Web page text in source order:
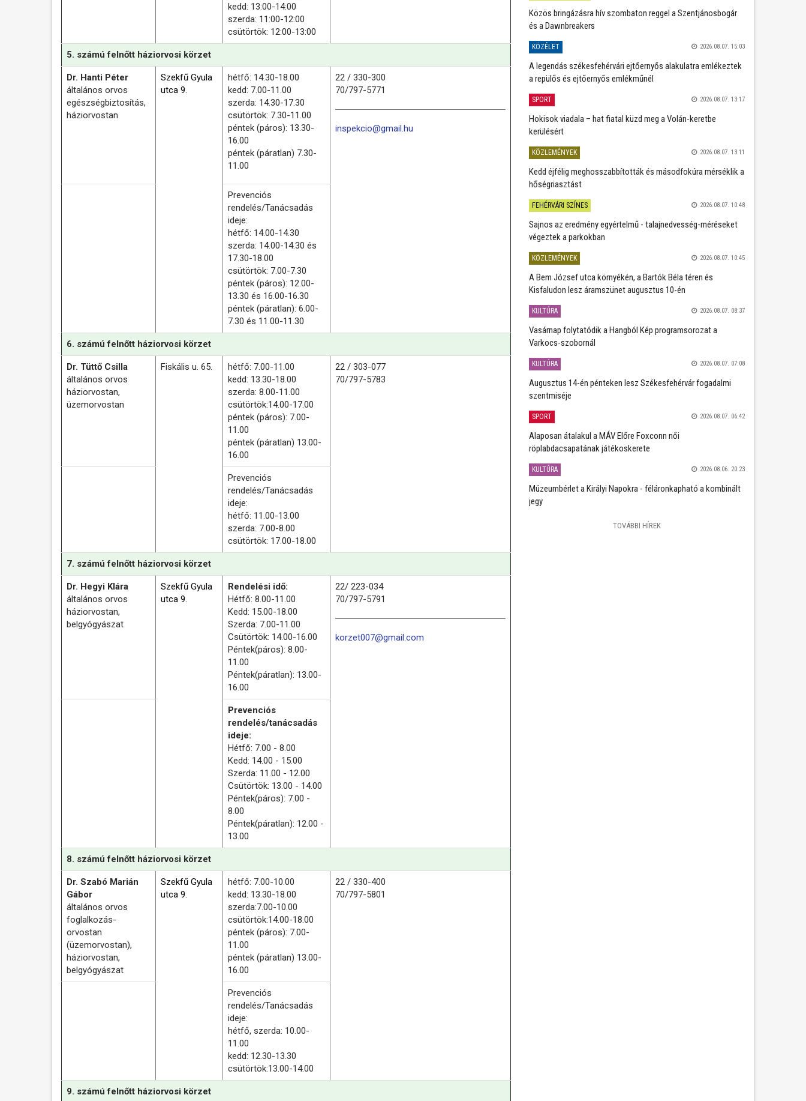
kedd: 13:00-14:00
szerda: 11:00-12:00
csütörtök: 12:00-13:00
5. számú felnőtt háziorvosi körzet
Dr. Hanti Péter
általános orvos
egészségbiztosítás,
háziorvostan
Szekfű Gyula
utca 9.
hétfő: 14.30-18.00
kedd: 7.00-11.00
szerda: 14.30-17.30
csütörtök: 7.30-11.00
péntek (páros): 13.30-
16.00
péntek (páratlan) 7.30-
11.00
22 / 330-300
70/797-5771
inspekcio@gmail.hu
Prevenciós
rendelés/Tanácsadás
ideje:
hétfő: 14.00-14.30
szerda: 14.00-14.30 és
17.30-18.00
csütörtök: 7.00-7.30
péntek (páros): 12.00-
13.30 és 16.00-16.30
péntek (páratlan): 6.00-
7.30 és 11.00-11.30
6. számú felnőtt háziorvosi körzet
Dr. Tüttő Csilla
általános orvos
háziorvostan,
üzemorvostan
Fiskális u. 65.
hétfő: 7.00-11.00
kedd: 13.30-18.00
szerda: 8.00-11.00
csütörtök:14.00-17.00
péntek (páros): 7.00-
11.00
péntek (páratlan) 13.00-
16.00
22 / 303-077
70/797-5783
Prevenciós
rendelés/Tanácsadás
ideje:
hétfő: 11.00-13.00
szerda: 7.00-8.00
csütörtök: 17.00-18.00
7. számú felnőtt háziorvosi körzet
Dr. Hegyi Klára
általános orvos
háziorvostan,
belgyógyászat
Szekfű Gyula
utca 9.
Rendelési idő:
Hétfő: 8.00-11.00
Kedd: 15.00-18.00
Szerda: 7.00-11.00
Csütörtök: 14.00-16.00
Péntek(páros): 8.00-
11.00
Péntek(páratlan): 13.00-
16.00
22/ 223-034
70/797-5791
korzet007@gmail.com
Prevenciós
rendelés/tanácsadás
ideje:
Hétfő: 7.00 - 8.00
Kedd: 14.00 - 15.00
Szerda: 11.00 - 12.00
Csütörtök: 13.00 - 14.00
Péntek(páros): 7.00 -
8.00
Péntek(páratlan): 12.00 -
13.00
8. számú felnőtt háziorvosi körzet
Dr. Szabó Marián
Gábor
általános orvos
foglalkozás-
orvostan
(üzemorvostan),
háziorvostan,
belgyógyászat
Szekfű Gyula
utca 9.
hétfő: 7.00-10.00
kedd: 13.30-18.00
szerda:7.00-10.00
csütörtök:14.00-18.00
péntek (páros): 7.00-
11.00
péntek (páratlan) 13.00-
16.00
22 / 330-400
70/797-5801
Prevenciós
rendelés/Tanácsadás
ideje:
hétfő, szerda: 10.00-
11.00
kedd: 12.30-13.30
csütörtök:13.00-14.00
9. számú felnőtt háziorvosi körzet
Közös bringázásra hív szombaton reggel a Szentjánosbogár
és a Dawnbreakers
KÖZÉLET 2026.08.07. 15:03
A legendás székesfehérvári ejtőernyős alakulatra emlékeztek
a repülős és ejtőernyős emlékműnél
SPORT 2026.08.07. 13:17
Hokisok viadala – hat fiatal küzd meg a Volán-keretbe
kerülésért
KÖZLEMÉNYEK 2026.08.07. 13:11
Kedd éjfélig meghosszabbították és másodfokúra mérséklik a
hőségriasztást
FEHÉRVÁRI SZÍNES 2026.08.07. 10:48
Sajnos az eredmény egyértelmű - talajnedvesség-méréseket
végeztek a parkokban
KÖZLEMÉNYEK 2026.08.07. 10:45
A Bem József utca környékén, a Bartók Béla téren és
Kisfaludon lesz áramszünet augusztus 10-én
KULTÚRA 2026.08.07. 08:37
Vasárnap folytatódik a Hangból Kép programsorozat a
Varkocs-szobornál
KULTÚRA 2026.08.07. 07:08
Augusztus 14-én pénteken lesz Székesfehérvár fogadalmi
szentmiséje
SPORT 2026.08.07. 06:42
Alaposan átalakul a MÁV Előre Foxconn női
röplabdacsapatának játékoskerete
KULTÚRA 2026.08.06. 20:23
Múzeumbérlet a Királyi Napokra - féláronkapható a kombinált
jegy
TOVÁBBI HÍREK